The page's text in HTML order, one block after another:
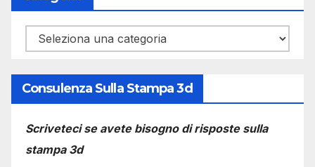
Categorie
Consulenza Sulla Stampa 3d
Scriveteci se avete bisogno di risposte sulla
stampa 3d